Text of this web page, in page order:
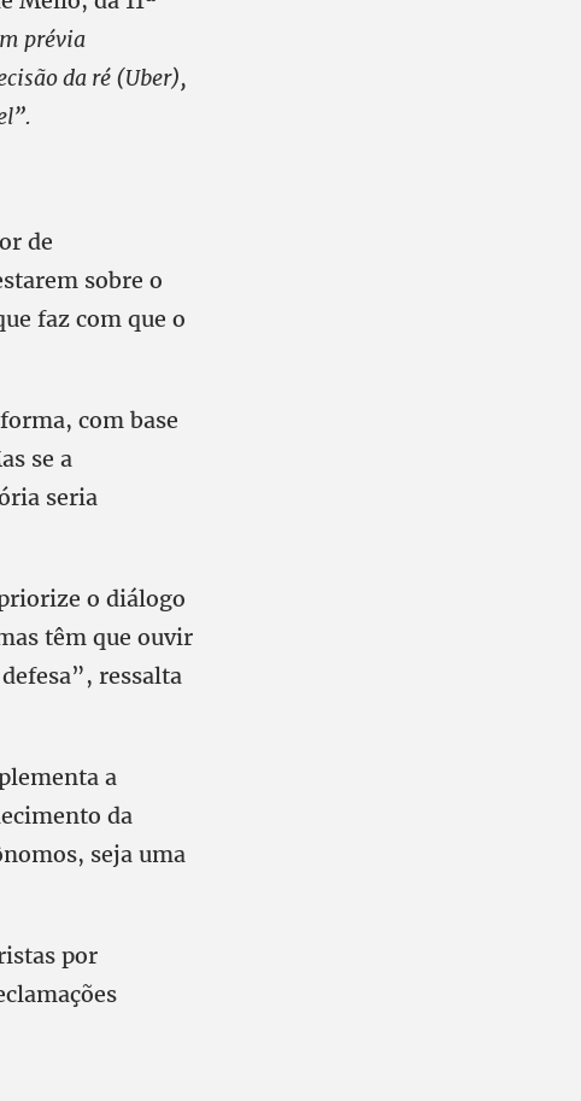
prévia
da ré (Uber),
de
sobre o
faz com que o
com base
se a
seria
o diálogo
têm que ouvir
ressalta
a
da
seja uma
por